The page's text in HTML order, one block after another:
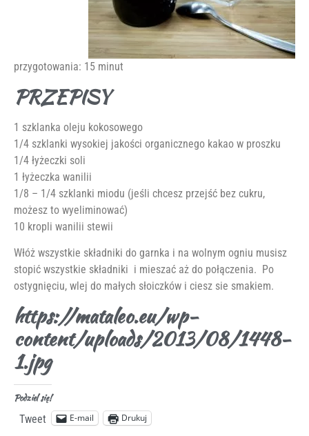
przygotowania: 15 minut
PRZEPISY
1 szklanka oleju kokosowego
1/4 szklanki wysokiej jakości organicznego kakao w proszku
1/4 łyżeczki soli
1 łyżeczka wanilii
1/8 – 1/4 szklanki miodu (jeśli chcesz przejść bez cukru,
możesz to wyeliminować)
10 kropli wanilii stewii
Włóż wszystkie składniki do garnka i na wolnym ogniu musisz
stopić wszystkie składniki i mieszać aż do połączenia. Po
ostygnięciu, wlej do małych słoiczków i ciesz sie smakiem.
https://mataleo.eu/wp-
content/uploads/2013/08/1448-
1.jpg
Podziel się!
Tweet E-mail Drukuj